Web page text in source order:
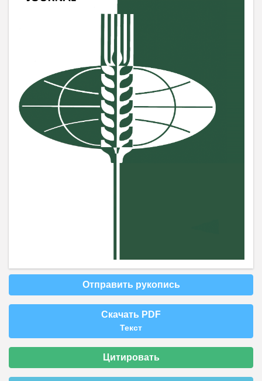
Отправить рукопись
Скачать PDF
Текст
Цитировать